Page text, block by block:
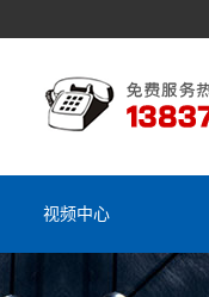
视频中心